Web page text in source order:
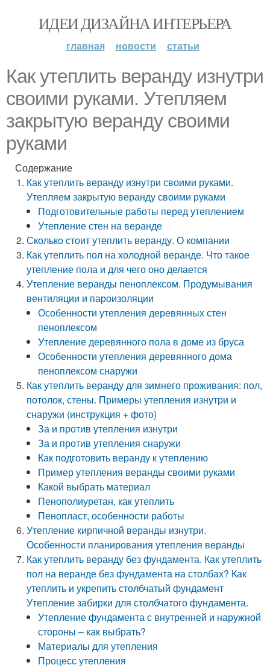
ИДЕИ ДИЗАЙНА ИНТЕРЬЕРА
главная новости статьи
Как утеплить веранду изнутри
своими руками. Утепляем
закрытую веранду своими
руками
Содержание
Как утеплить веранду изнутри своими руками.
Утепляем закрытую веранду своими руками
Подготовительные работы перед утеплением
Утепление стен на веранде
Сколько стоит утеплить веранду. О компании
Как утеплить пол на холодной веранде. Что такое
утепление пола и для чего оно делается
Утепление веранды пеноплексом. Продумывания
вентиляции и пароизоляции
Особенности утепления деревянных стен
пеноплексом
Утепление деревянного пола в доме из бруса
Особенности утепления деревянного дома
пеноплексом снаружи
Как утеплить веранду для зимнего проживания: пол,
потолок, стены. Примеры утепления изнутри и
снаружи (инструкция + фото)
За и против утепления изнутри
За и против утепления снаружи
Как подготовить веранду к утеплению
Пример утепления веранды своими руками
Какой выбрать материал
Пенополиуретан, как утеплить
Пенопласт, особенности работы
Утепление кирпичной веранды изнутри.
Особенности планирования утепления веранды
Как утеплить веранду без фундамента. Как утеплить
пол на веранде без фундамента на столбах? Как
утеплить и укрепить столбчатый фундамент
Утепление забирки для столбчатого фундамента.
Утепление фундамента с внутренней и наружной
стороны – как выбрать?
Материалы для утепления
Процесс утепления